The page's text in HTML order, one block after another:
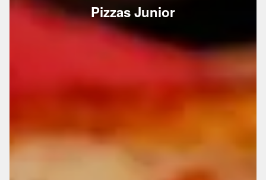
Pizzas Junior